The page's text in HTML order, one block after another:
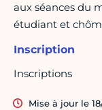
aux séances du
étudiant et
Inscription
Inscriptions
Mise à jour le